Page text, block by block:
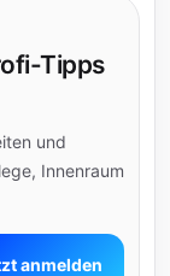
Tipps
und
Innenraum
anmelden